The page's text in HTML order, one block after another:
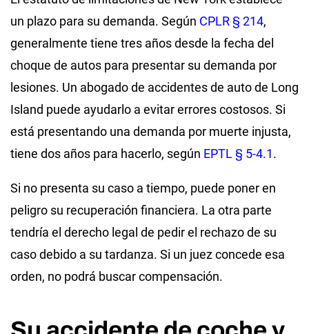
un plazo para su demanda. Según CPLR § 214,
generalmente tiene tres años desde la fecha del
choque de autos para presentar su demanda por
lesiones. Un abogado de accidentes de auto de Long
Island puede ayudarlo a evitar errores costosos. Si
está presentando una demanda por muerte injusta,
tiene dos años para hacerlo, según EPTL § 5-4.1.
Si no presenta su caso a tiempo, puede poner en
peligro su recuperación financiera. La otra parte
tendría el derecho legal de pedir el rechazo de su
caso debido a su tardanza. Si un juez concede esa
orden, no podrá buscar compensación.